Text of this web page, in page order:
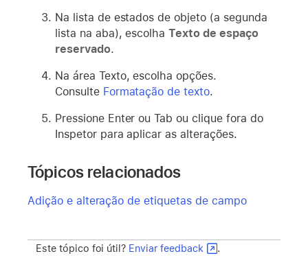
Na lista de estados de objeto (a segunda
lista na aba), escolhaTexto de espaço
reservado.
Na área Texto, escolha opções.
Consulte Formatação de texto.
Pressione Enter ou Tab ou clique fora do
Inspetor para aplicar as alterações.
Tópicos relacionados
Adição e alteração de etiquetas de campo
Este tópico foi útil? Enviar feedback .